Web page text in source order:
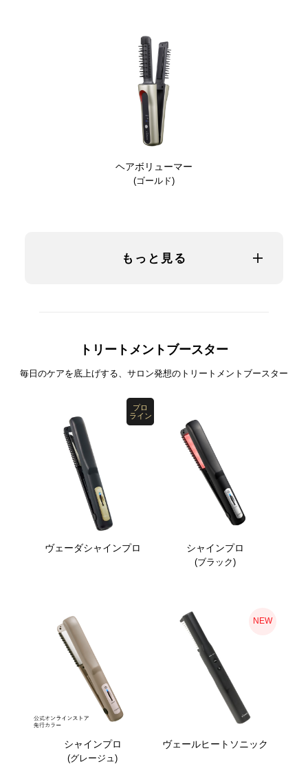
ヘアボリューマー
(ゴールド)
もっと見る
トリートメントブースター
毎日のケアを底上げする、サロン発想のトリートメントブースター
プロ
ライン
ヴェーダシャインプロ
シャインプロ
(ブラック)
シャインプロ
(グレージュ)
NEW
ヴェールヒートソニック